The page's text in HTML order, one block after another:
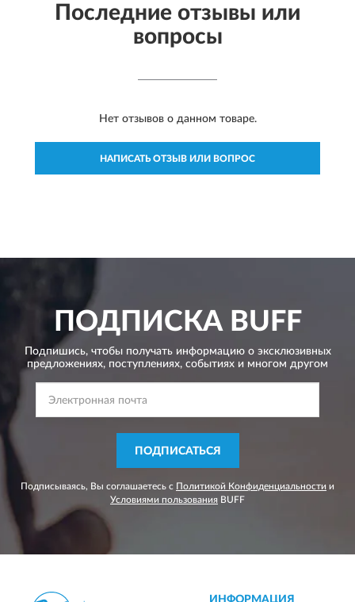
Последние отзывы или
вопросы
Нет отзывов о данном товаре.
НАПИСАТЬ ОТЗЫВ ИЛИ ВОПРОС
ПОДПИСКАBUFF
Подпишись, чтобы получать информацию о эксклюзивных
предложениях, поступлениях, событиях и многом другом
ПОДПИСАТЬСЯ
Подписываясь, Вы соглашаетесь с Политикой Конфиденциальности и
Условиями пользования BUFF
ИНФОРМАЦИЯ